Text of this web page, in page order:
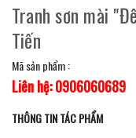
Tranh sơn mài
Tiến
Mã sản phẩm :
Liên hệ: 0906060689
THÔNG TIN TÁC PHẨM